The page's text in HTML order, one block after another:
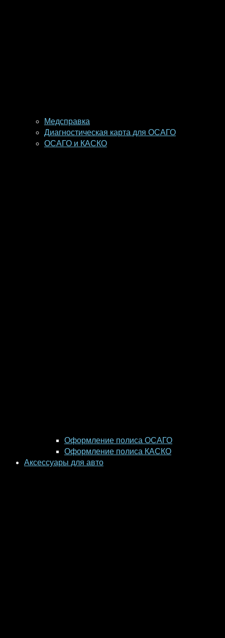
Медсправка
Диагностическая карта для ОСАГО
ОСАГО и КАСКО
Оформление полиса ОСАГО
Оформление полиса КАСКО
Аксессуары для авто